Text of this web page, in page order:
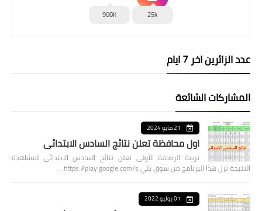
25k
900K
عدد الزائرين اخر 7 ايام
المشاركات الشائعة
21 مايو 2024
اول محافظة تعلن نتائج السادس الابتدائي
تربية الرصافة الأولى تعلن نتائج السادس الابتدائي لمشاهدة
النتيجة نزل هذا البرنامج من سوق بلي https://play.google.com/s…
01 يوليو 2022